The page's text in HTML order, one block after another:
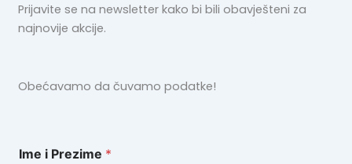
f
i
Prijavite se na newsletter kako bi bili obavješteni za
najnovije akcije.
Obećavamo da čuvamo podatke!
Ime i Prezime *